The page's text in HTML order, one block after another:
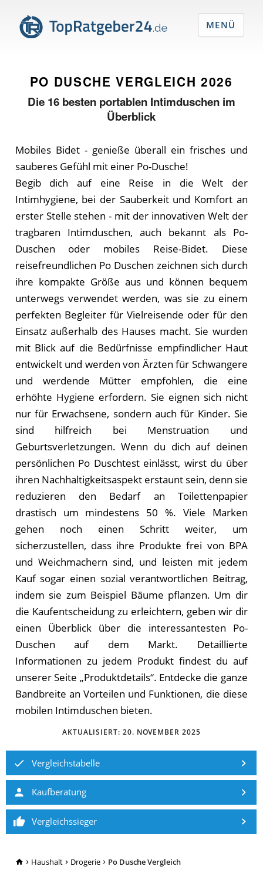
TopRatgeber24.de
Haushalt Drogerie Po Dusche Vergleich
PO DUSCHE VERGLEICH 2026
Die 16 besten portablen Intimduschen im
Überblick
Mobiles Bidet - genieße überall ein frisches und
sauberes Gefühl mit einer Po-Dusche!
Begib dich auf eine Reise in die Welt der
Intimhygiene, bei der Sauberkeit und Komfort an
erster Stelle stehen - mit der innovativen Welt der
tragbaren Intimduschen, auch bekannt als Po-
Duschen oder mobiles Reise-Bidet. Diese
reisefreundlichen Po Duschen zeichnen sich durch
ihre kompakte Größe aus und können bequem
unterwegs verwendet werden, was sie zu einem
perfekten Begleiter für Vielreisende oder für den
Einsatz außerhalb des Hauses macht. Sie wurden
mit Blick auf die Bedürfnisse empfindlicher Haut
entwickelt und werden von Ärzten für Schwangere
und werdende Mütter empfohlen, die eine
erhöhte Hygiene erfordern. Sie eignen sich nicht
nur für Erwachsene, sondern auch für Kinder. Sie
sind hilfreich bei Menstruation und
Geburtsverletzungen. Wenn du dich auf deinen
persönlichen Po Duschtest einlässt, wirst du über
ihren Nachhaltigkeitsaspekt erstaunt sein, denn sie
reduzieren den Bedarf an Toilettenpapier
drastisch um mindestens 50 %. Viele Marken
gehen noch einen Schritt weiter, um
sicherzustellen, dass ihre Produkte frei von BPA
und Weichmachern sind, und leisten mit jedem
Kauf sogar einen sozial verantwortlichen Beitrag,
indem sie zum Beispiel Bäume pflanzen. Um dir
die Kaufentscheidung zu erleichtern, geben wir dir
einen Überblick über die interessantesten Po-
Duschen auf dem Markt. Detaillierte
Informationen zu jedem Produkt findest du auf
unserer Seite „Produktdetails“. Entdecke die ganze
Bandbreite an Vorteilen und Funktionen, die diese
mobilen Intimduschen bieten.
AKTUALISIERT: 20. NOVEMBER 2025
Vergleichstabelle
Kaufberatung
Vergleichssieger
MENÜ